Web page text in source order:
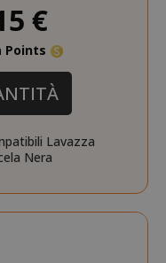
€
Points
Lavazza
Nera